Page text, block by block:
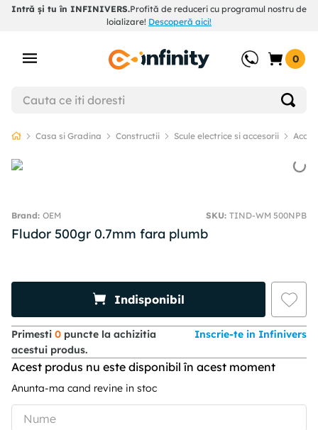
Intră și tu în INFINIVERS.Profită de reduceri cu programul nostru de
loializare! Descoperă aici!
0
Casa si Gradina Constructii Scule electrice si accesorii
OEM SKU: TIND-WM 500NPB
Fludor 500gr 0.7mm fara plumb
Indisponibil
Primesti 0 puncte la achizitia
acestui produs.
Inscrie-te in Infinivers
Acest produs nu este disponibil în acest moment
Anunta-ma cand revine in stoc